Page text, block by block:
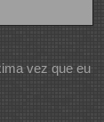
vez que eu